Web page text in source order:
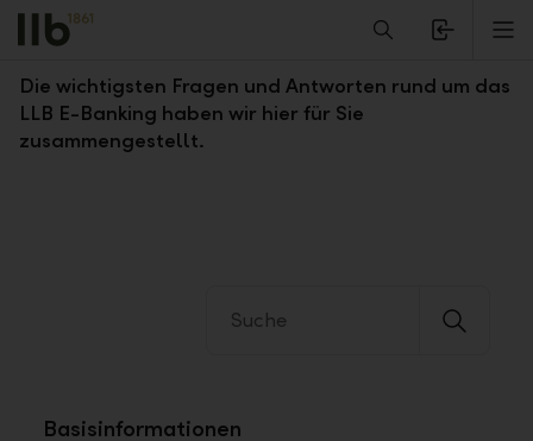
Alerts.Headline
Fragen und Antworten zum LLB E-Banking
Die wichtigsten Fragen und Antworten rund um das
LLB E-Banking haben wir hier für Sie
zusammengestellt.
Basisinformationen